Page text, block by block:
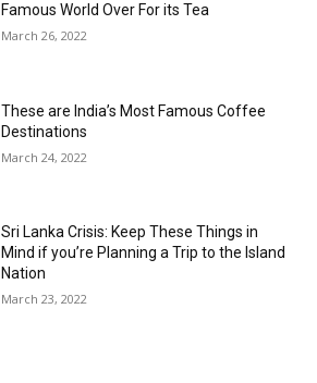
Famous World Over For its Tea
March 26, 2022
These are India’s Most Famous Coffee
Destinations
March 24, 2022
Sri Lanka Crisis: Keep These Things in
Mind if you’re Planning a Trip to the Island
Nation
March 23, 2022